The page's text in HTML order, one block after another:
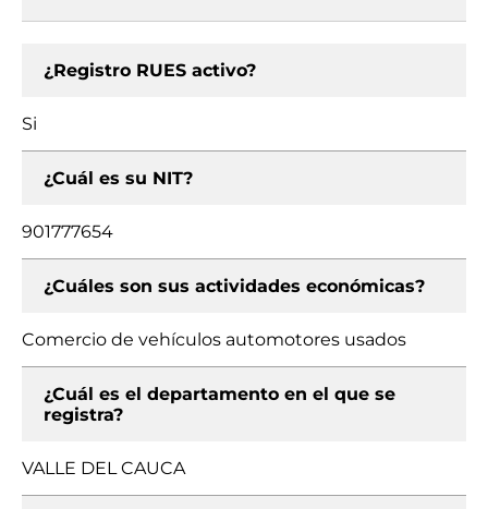
¿Registro RUES activo?
Si
¿Cuál es su NIT?
901777654
¿Cuáles son sus actividades económicas?
Comercio de vehículos automotores usados
¿Cuál es el departamento en el que se
registra?
VALLE DEL CAUCA